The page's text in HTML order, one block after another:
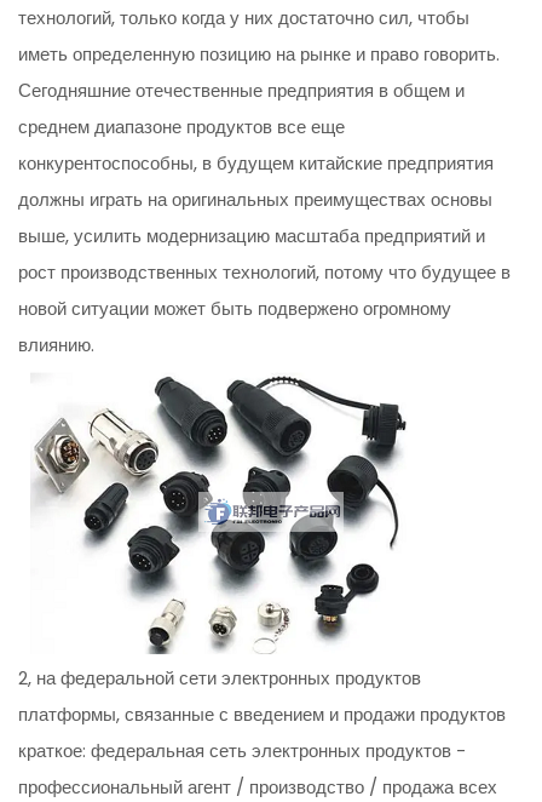
технологий, только когда у них достаточно сил, чтобы
иметь определенную позицию на рынке и право говорить.
Сегодняшние отечественные предприятия в общем и
среднем диапазоне продуктов все еще
конкурентоспособны, в будущем китайские предприятия
должны играть на оригинальных преимуществах основы
выше, усилить модернизацию масштаба предприятий и
рост производственных технологий, потому что будущее в
новой ситуации может быть подвержено огромному
влиянию.
2, на федеральной сети электронных продуктов
платформы, связанные с введением и продажи продуктов
краткое: федеральная сеть электронных продуктов -
профессиональный агент / производство / продажа всех